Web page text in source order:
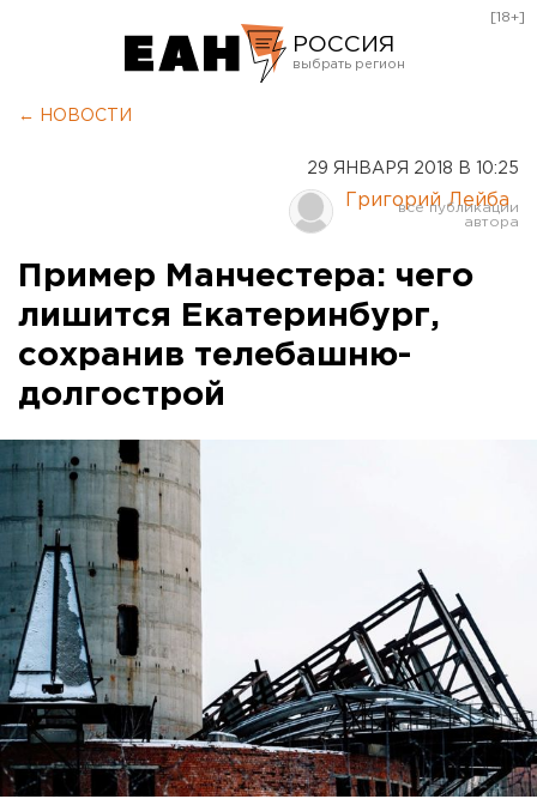
РОССИЯ
Курган
Оренбург
[18+]
← НОВОСТИ
29 ЯНВАРЯ 2018 В 10:25
Григорий Лейба
Пример Манчестера: чего
лишится Екатеринбург,
сохранив телебашню-
долгострой